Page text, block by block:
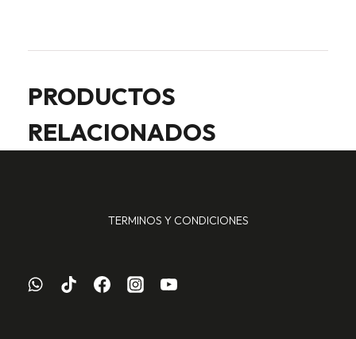
PRODUCTOS
RELACIONADOS
TERMINOS Y CONDICIONES